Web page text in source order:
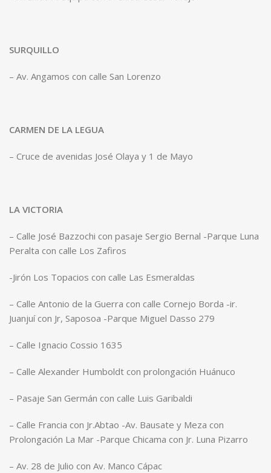
SURQUILLO
– Av. Angamos con calle San Lorenzo
CARMEN DE LA LEGUA
– Cruce de avenidas José Olaya y 1 de Mayo
LA VICTORIA
– Calle José Bazzochi con pasaje Sergio Bernal -Parque Luna
Peralta con calle Los Zafiros
-Jirón Los Topacios con calle Las Esmeraldas
– Calle Antonio de la Guerra con calle Cornejo Borda -ir.
Juanjuí con Jr, Saposoa -Parque Miguel Dasso 279
– Calle Ignacio Cossio 1635
– Calle Alexander Humboldt con prolongación Huánuco
– Pasaje San Germán con calle Luis Garibaldi
– Calle Francia con Jr.Abtao -Av. Bausate y Meza con
Prolongación La Mar -Parque Chicama con Jr. Luna Pizarro
– Av. 28 de Julio con Av. Manco Cápac